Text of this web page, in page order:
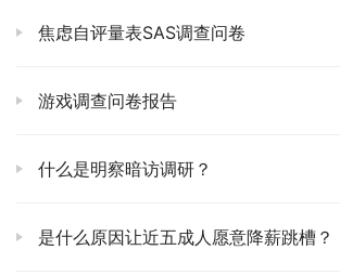
焦虑自评量表SAS调查问卷
游戏调查问卷报告
什么是明察暗访调研？
是什么原因让近五成人愿意降薪跳槽？